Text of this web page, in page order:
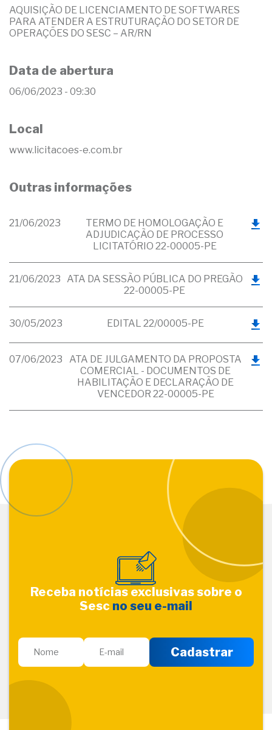
AQUISIÇÃO DE LICENCIAMENTO DE SOFTWARES
PARA ATENDER A ESTRUTURAÇÃO DO SETOR DE
OPERAÇÕES DO SESC – AR/RN
Data de abertura
06/06/2023 - 09:30
Local
www.licitacoes-e.com.br
Outras informações
21/06/2023
TERMO DE HOMOLOGAÇÃO E
ADJUDICAÇÃO DE PROCESSO
LICITATÓRIO 22-00005-PE
21/06/2023
ATA DA SESSÃO PÚBLICA DO PREGÃO
22-00005-PE
30/05/2023 EDITAL 22/00005-PE
07/06/2023
ATA DE JULGAMENTO DA PROPOSTA
COMERCIAL - DOCUMENTOS DE
HABILITAÇÃO E DECLARAÇÃO DE
VENCEDOR 22-00005-PE
Receba notícias exclusivas sobre o
Sesc no seu e-mail